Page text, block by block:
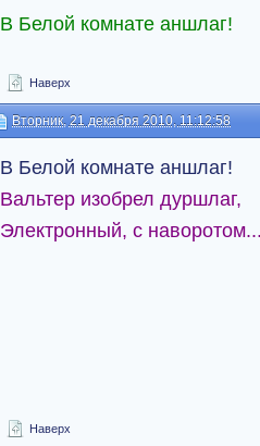
В Белой комнате аншлаг!
Наверх
Вторник, 21 декабря 2010, 11:12:58
В Белой комнате аншлаг!
Вальтер изобрел дуршлаг,
Электронный, с
Наверх